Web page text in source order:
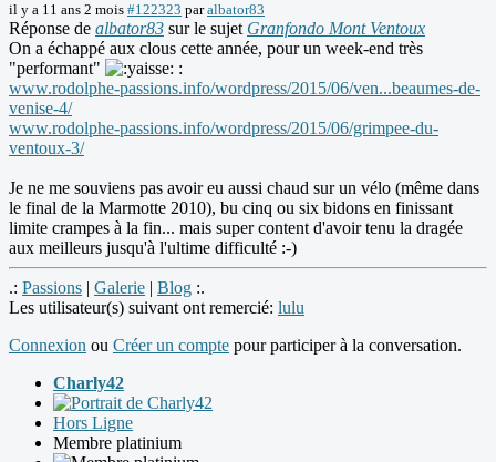
il y a 11 ans 2 mois #122323 paralbator83
Réponse de albator83 sur le sujet Granfondo Mont Ventoux
On a échappé aux clous cette année, pour un week-end très
"performant"
:
www.rodolphe-passions.info/wordpress/2015/06/ven...beaumes-de-
venise-4/
www.rodolphe-passions.info/wordpress/2015/06/grimpee-du-
ventoux-3/
Je ne me souviens pas avoir eu aussi chaud sur un vélo (même dans
le final de la Marmotte 2010), bu cinq ou six bidons en finissant
limite crampes à la fin... mais super content d'avoir tenu la dragée
aux meilleurs jusqu'à l'ultime difficulté :-)
.: Passions | Galerie | Blog :.
Les utilisateur(s) suivant ont remercié: lulu
Connexion ou Créer un compte pour participer à la conversation.
Charly42
Hors Ligne
Membre platinium